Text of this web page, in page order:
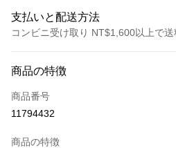
支払いと配送方法
コンビニ受け取り NT$1,600以上で
クレジットカード1回払い
コンビニ店頭代金引換
商品の特徴
商品番号
11794432
商品の特徴